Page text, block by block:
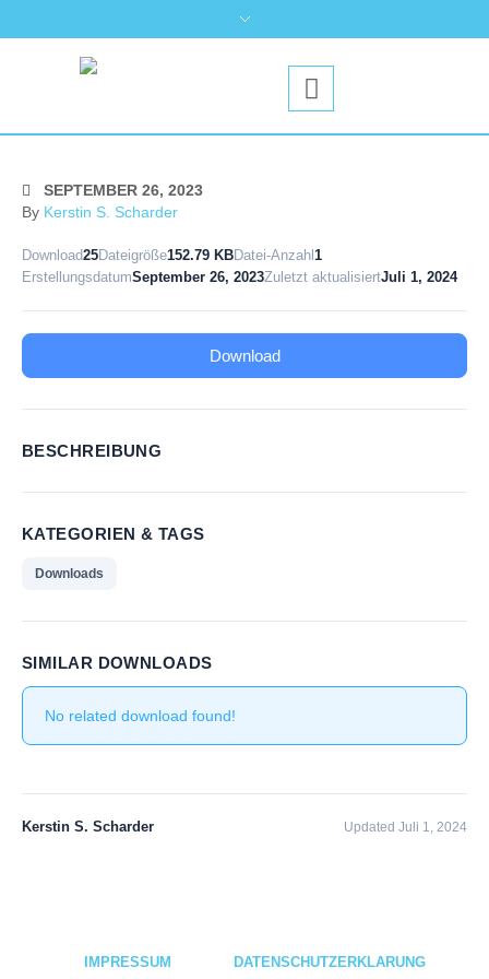
SEPTEMBER 26, 2023
By Kerstin S. Scharder
Download25Dateigröße152.79 KBDatei-Anzahl 1
ErstellungsdatumSeptember 26, 2023Zuletzt aktualisiertJuli 1, 2024
Download
BESCHREIBUNG
KATEGORIEN & TAGS
Downloads
SIMILAR DOWNLOADS
No related download found!
Kerstin S. Scharder Updated Juli 1, 2024
IMPRESSUM DATENSCHUTZERKLÄRUNG